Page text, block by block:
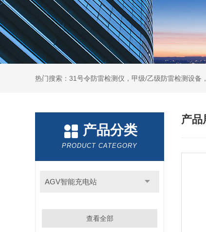
热门搜索：31号令防雷检测仪，甲级/乙级防雷检测设
产品分类
PRODUCT CATEGORY
AGV智能充电站
查看全部
产品